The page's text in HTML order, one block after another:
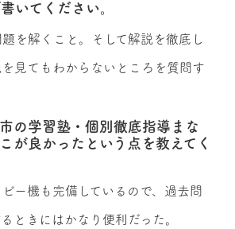
いてください。
を解くこと。そして解説を徹底し
見てもわからないところを質問す
の学習塾・個別徹底指導まな
が良かったという点を教えてく
ー機も完備しているので、過去問
ときにはかなり便利だった。